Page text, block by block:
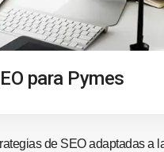
para Pymes
de SEO adaptadas a